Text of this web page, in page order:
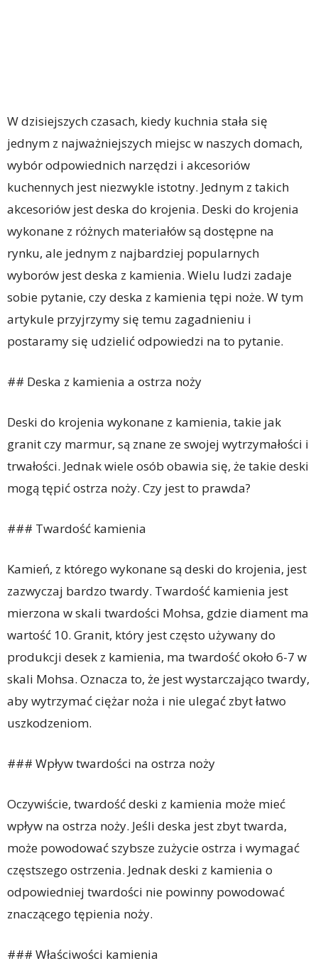
W dzisiejszych czasach, kiedy kuchnia stała się
jednym z najważniejszych miejsc w naszych domach,
wybór odpowiednich narzędzi i akcesoriów
kuchennych jest niezwykle istotny. Jednym z takich
akcesoriów jest deska do krojenia. Deski do krojenia
wykonane z różnych materiałów są dostępne na
rynku, ale jednym z najbardziej popularnych
wyborów jest deska z kamienia. Wielu ludzi zadaje
sobie pytanie, czy deska z kamienia tępi noże. W tym
artykule przyjrzymy się temu zagadnieniu i
postaramy się udzielić odpowiedzi na to pytanie.
## Deska z kamienia a ostrza noży
Deski do krojenia wykonane z kamienia, takie jak
granit czy marmur, są znane ze swojej wytrzymałości i
trwałości. Jednak wiele osób obawia się, że takie deski
mogą tępić ostrza noży. Czy jest to prawda?
### Twardość kamienia
Kamień, z którego wykonane są deski do krojenia, jest
zazwyczaj bardzo twardy. Twardość kamienia jest
mierzona w skali twardości Mohsa, gdzie diament ma
wartość 10. Granit, który jest często używany do
produkcji desek z kamienia, ma twardość około 6-7 w
skali Mohsa. Oznacza to, że jest wystarczająco twardy,
aby wytrzymać ciężar noża i nie ulegać zbyt łatwo
uszkodzeniom.
### Wpływ twardości na ostrza noży
Oczywiście, twardość deski z kamienia może mieć
wpływ na ostrza noży. Jeśli deska jest zbyt twarda,
może powodować szybsze zużycie ostrza i wymagać
częstszego ostrzenia. Jednak deski z kamienia o
odpowiedniej twardości nie powinny powodować
znaczącego tępienia noży.
### Właściwości kamienia